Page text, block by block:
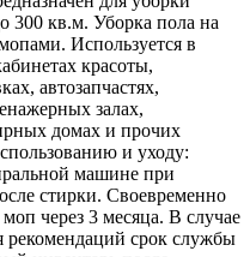
300 кв.м. Уборка пола на
Используется в
красоты,
автозапчастях,
залах,
домах и прочих
и уходу:
машине при
стирки. Своевременно
через 3 месяца. В случае
рекомендаций срок службы